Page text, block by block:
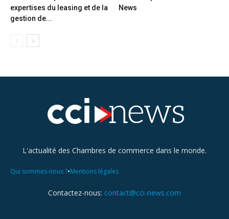
expertises du leasing et de la
gestion de...
News
L'actualité des Chambres de commerce dans le monde.
Qui sommes-nous ?•Mentions légales
Contactez-nous: contact@cci-news.com